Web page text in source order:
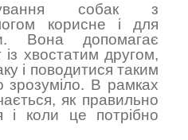
собак з
корисне і для
Вона допомагає
із хвостатим другом,
і поводитися таким
В рамках
як правильно
і коли це потрібно